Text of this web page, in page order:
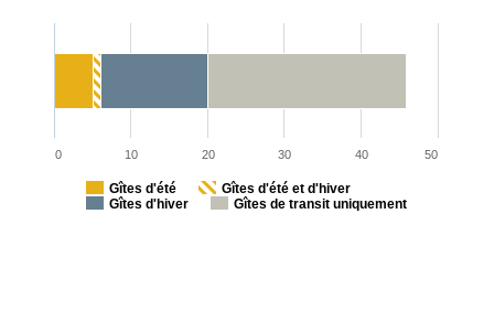
Gîtes d'été
Gîtes d'été et d'hiver
Gîtes d'hiver
Gîtes de transit uniquement
0 10 20 30 40 50